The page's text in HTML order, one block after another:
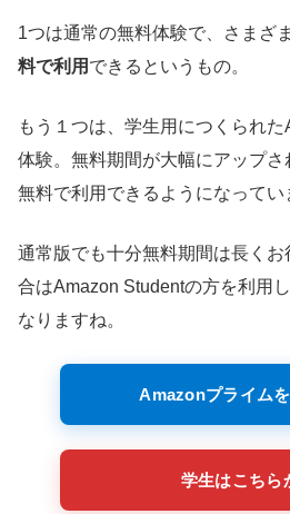
1つは通常の無料体験で、さまざ
料で利用 できるというもの。
もう１つは、学生用につくられ
体験。無料期間が大幅にアップさ
無料で利用できるようになってい
通常版でも十分無料期間は長く
合はAmazon Studentの方を利用
なりますね。
Amazonプライム
学生はこちら